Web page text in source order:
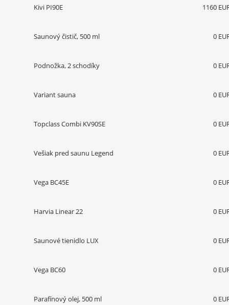
Kivi PI90E 1160
Saunový čistič, 500 ml 0
Podnožka, 2 schodíky 0
Variant sauna 0
Topclass Combi KV90SE 0
Vešiak pred saunu Legend 0
Vega BC45E 0
Harvia Linear 22 0
Saunové tienidlo LUX 0
Vega BC60 0
Parafínový olej, 500 ml 0